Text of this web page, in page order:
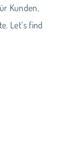
Kunden,
Let‘s find